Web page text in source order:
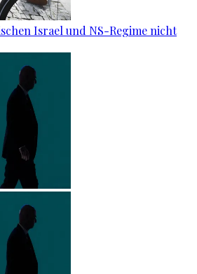
Is­ra­el und NS-Re­gime nicht